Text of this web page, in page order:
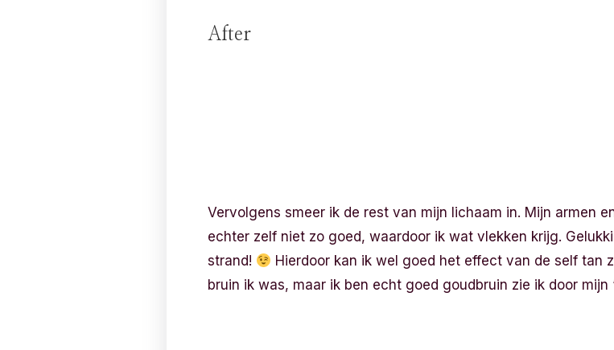
After
Vervolgens smeer ik de rest van mijn lichaam in. Mijn armen
echter zelf niet zo goed, waardoor ik wat vlekken krijg.
strand!
Hierdoor kan ik wel goed het effect van de self tan
bruin ik was, maar ik ben echt goed goudbruin zie ik door mijn